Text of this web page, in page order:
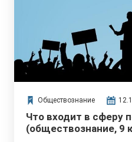
Обществознание
Что входит в сферу
(обществознание, 9